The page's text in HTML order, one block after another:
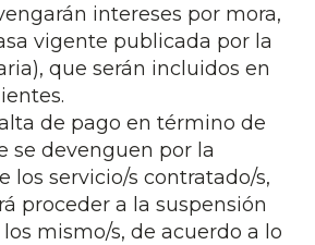
intereses por mora,
vigente publicada por la
que serán incluidos en
de pago en término de
se devenguen por la
los servicio/s contratado/s,
proceder a la suspensión
mismo/s, de acuerdo a lo